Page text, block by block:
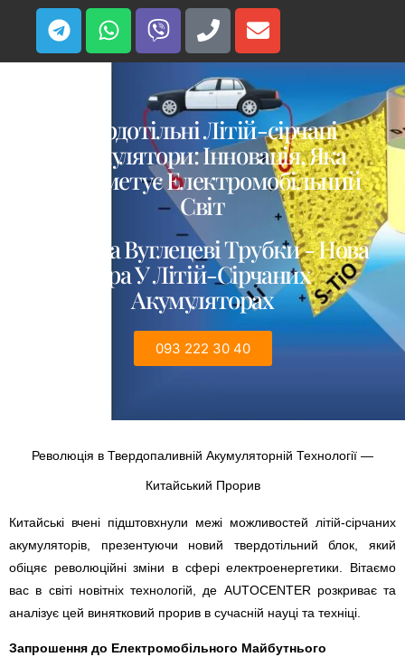
Твердотільні Літій-сірчані
Акумулятори: Інновація, Яка
Запрометує Електромобільний
Світ
Сірка та Вуглецеві Трубки - Нова
Ера У Літій-Сірчаних
Акумуляторах
093 222 30 40
Революція в Твердопаливній Акумуляторній Технології —
Китайський Прорив
Китайські вчені підштовхнули межі можливостей літій-сірчаних
акумуляторів, презентуючи новий твердотільний блок, який
обіцяє революційні зміни в сфері електроенергетики. Вітаємо
вас в світі новітніх технологій, де AUTOCENTER розкриває та
аналізує цей винятковий прорив в сучасній науці та техніці.
Запрошення до Електромобільного Майбутнього